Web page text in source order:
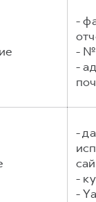
-
- №
-
-
-
-